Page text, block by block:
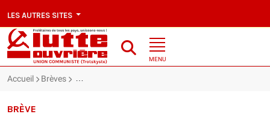
LES AUTRES SITES
MENU
Accueil Brèves Macron à Davos : les plus riches accueillent un de
BRÈVE